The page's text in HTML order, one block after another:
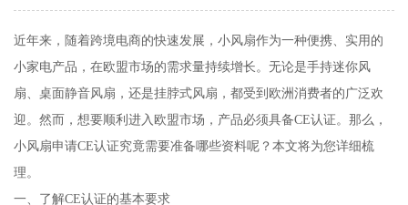
近年来，随着跨境电商的快速发展，小风扇作为一种便携、实用的
小家电产品，在欧盟市场的需求量持续增长。无论是手持迷你风
扇、桌面静音风扇，还是挂脖式风扇，都受到欧洲消费者的广泛欢
迎。然而，想要顺利进入欧盟市场，产品必须具备CE认证。那么，
小风扇申请CE认证究竟需要准备哪些资料呢？本文将为您详细梳
理。
一、了解CE认证的基本要求